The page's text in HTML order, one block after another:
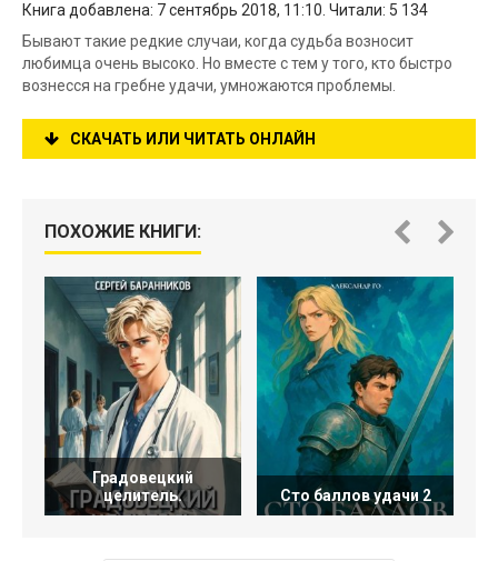
Книга добавлена: 7 сентябрь 2018, 11:10. Читали: 5 134
Бывают такие редкие случаи, когда судьба возносит
любимца очень высоко. Но вместе с тем у того, кто быстро
вознесся на гребне удачи, умножаются проблемы.
СКАЧАТЬ ИЛИ ЧИТАТЬ ОНЛАЙН
ПОХОЖИЕ КНИГИ:
Градовецкий
целитель.
Сто баллов удачи 2